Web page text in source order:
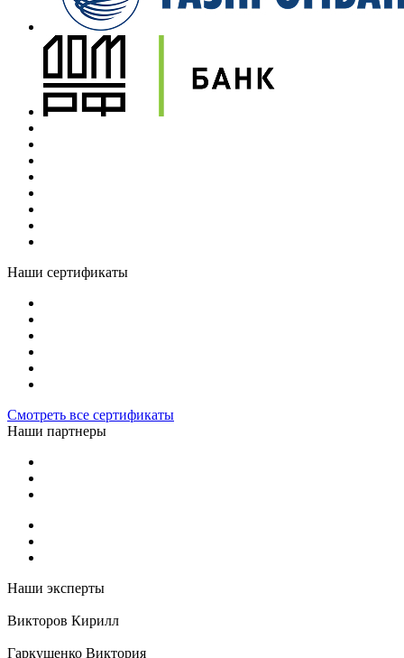
Наши сертификаты
Смотреть все сертификаты
Наши партнеры
Наши эксперты
Викторов Кирилл
Гаркушенко Виктория